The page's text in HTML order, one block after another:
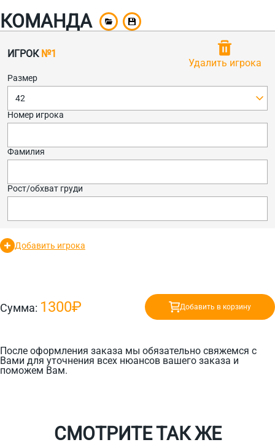
КОМАНДА
ИГРОК №1
Удалить игрока
Размер
42
Номер игрока
Фамилия
Рост/обхват груди
Добавить игрока
После оформления заказа мы обязательно свяжемся с
Вами для уточнения всех нюансов вашего заказа и
поможем Вам.
Сумма: 1300₽ Добавить в корзину
СМОТРИТЕ ТАК ЖЕ